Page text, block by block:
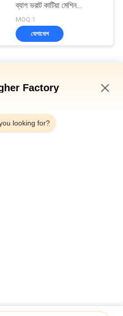
ব্যাগ ভরাট কাটিয়া মেশিন
Mtulihead ওজন সঙ্গে
MOQ:1
যোগাযোগ
মুদ্রার জন্য চকোলেট রসুন জাল ব্যাগ প্যাকিং
মেশিন 50BPM স্পিড ক্লিপিং মেশিন
Factory
looking for?